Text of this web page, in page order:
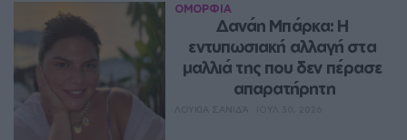
ΟΜΟΡΦΙΑ
Δανάη Μπάρκα: Η
εντυπωσιακή αλλαγή στα
μαλλιά της που δεν πέρασε
απαρατήρητη